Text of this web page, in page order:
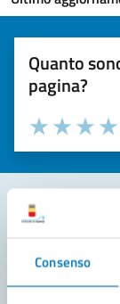
Consenso
Quanto
pagina?
Valuta la
Seleziona il
Valuta
Valuta 2
Valuta 1 stelle
Leggi le